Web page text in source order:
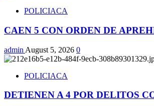
POLICIACA
CAEN 5 CON ORDEN DE
admin August 5, 2026 0
POLICIACA
DETIENEN A 4 POR DELITOS